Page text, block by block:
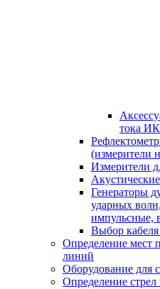
тока
(измерители
Измерители
Генераторы
ударных
импульсные,
Выбор
Определение мест
линий
Оборудование для
Определение